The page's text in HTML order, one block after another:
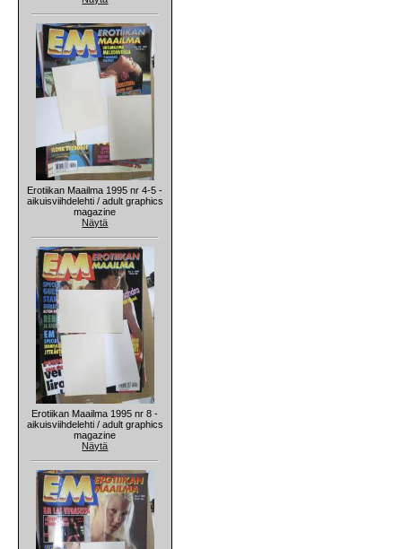
Erotiikan Maailma 1995 nr 4-5 -
aikuisviihdelehti / adult graphics
magazine
Näytä
Erotiikan Maailma 1995 nr 8 -
aikuisviihdelehti / adult graphics
magazine
Näytä